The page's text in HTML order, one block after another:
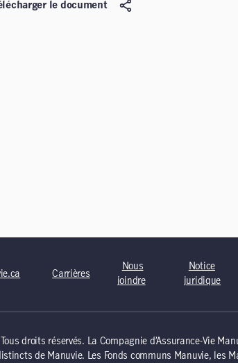
le document
Carrières
Nous
joindre
Notice
juridique
droits réservés. La Compagnie d’Assurance-Vie
de Manuvie. Les Fonds communs Manuvie, les